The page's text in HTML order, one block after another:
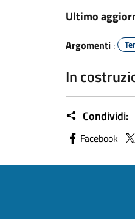
Ultimo
Argomenti :
In
Condividi:
Facebook